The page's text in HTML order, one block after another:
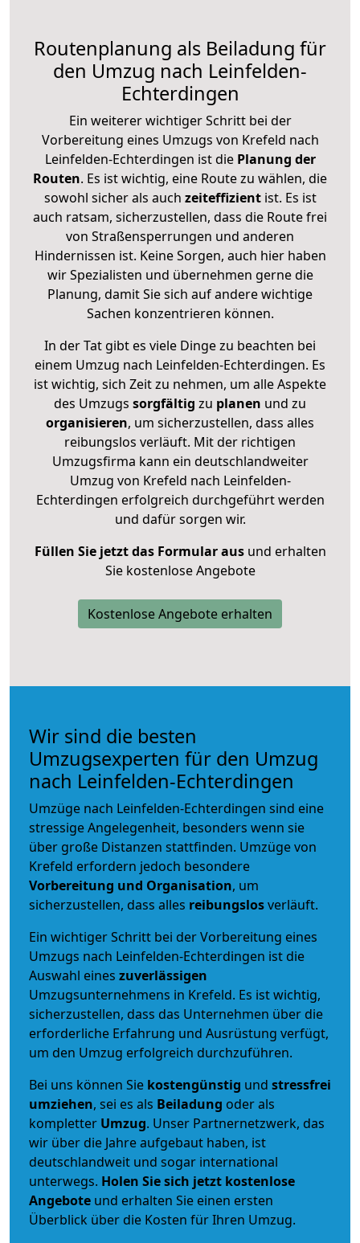
Routenplanung als Beiladung für
den Umzug nach Leinfelden-
Echterdingen
Ein weiterer wichtiger Schritt bei der
Vorbereitung eines Umzugs von Krefeld nach
Leinfelden-Echterdingen ist diePlanung der
Routen. Es ist wichtig, eine Route zu wählen, die
sowohl sicher als auch zeiteffizientist. Es ist
auch ratsam, sicherzustellen, dass die Route frei
von Straßensperrungen und anderen
Hindernissen ist. Keine Sorgen, auch hier haben
wir Spezialisten und übernehmen gerne die
Planung, damit Sie sich auf andere wichtige
Sachen konzentrieren können.
In der Tat gibt es viele Dinge zu beachten bei
einem Umzug nach Leinfelden-Echterdingen. Es
ist wichtig, sich Zeit zu nehmen, um alle Aspekte
des Umzugs sorgfältig zu planen und zu
organisieren, um sicherzustellen, dass alles
reibungslos verläuft. Mit der richtigen
Umzugsfirma kann ein deutschlandweiter
Umzug von Krefeld nach Leinfelden-
Echterdingen erfolgreich durchgeführt werden
und dafür sorgen wir.
Füllen Sie jetzt das Formular ausund erhalten
Sie kostenlose Angebote
Kostenlose Angebote erhalten
Wir sind die besten
Umzugsexperten für den Umzug
nach Leinfelden-Echterdingen
Umzüge nach Leinfelden-Echterdingen sind eine
stressige Angelegenheit, besonders wenn sie
über große Distanzen stattfinden. Umzüge von
Krefeld erfordern jedoch besondere
Vorbereitung und Organisation, um
sicherzustellen, dass alles reibungslosverläuft.
Ein wichtiger Schritt bei der Vorbereitung eines
Umzugs nach Leinfelden-Echterdingen ist die
Auswahl eines zuverlässigen
Umzugsunternehmens in Krefeld. Es ist wichtig,
sicherzustellen, dass das Unternehmen über die
erforderliche Erfahrung und Ausrüstung verfügt,
um den Umzug erfolgreich durchzuführen.
Bei uns können Sie kostengünstig und stressfrei
umziehen, sei es als Beiladung oder als
kompletter Umzug. Unser Partnernetzwerk, das
wir über die Jahre aufgebaut haben, ist
deutschlandweit und sogar international
unterwegs. Holen Sie sich jetzt kostenlose
Angebote und erhalten Sie einen ersten
Überblick über die Kosten für Ihren Umzug.